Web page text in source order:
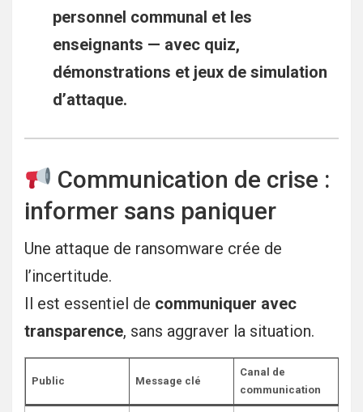
personnel communal et les
enseignants — avec quiz,
démonstrations et jeux de simulation
d’attaque.
Communication de crise :
informer sans paniquer
Une attaque de ransomware crée de
l’incertitude.
Il est essentiel de communiquer avec
transparence, sans aggraver la situation.
Public Message clé
Canal de
communication